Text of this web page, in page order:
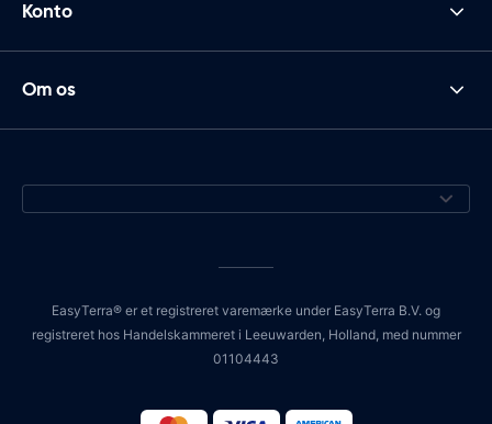
Konto
Om os
EasyTerra® er et registreret varemærke under EasyTerra B.V. og
registreret hos Handelskammeret i Leeuwarden, Holland, med nummer
01104443